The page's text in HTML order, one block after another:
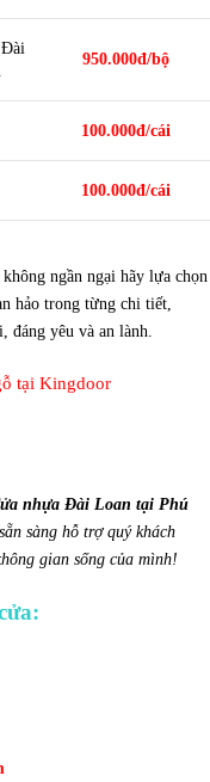
950.000đ/bộ
100.000đ/cái
100.000đ/cái
ngần ngại hãy lựa chọn
hảo trong từng chi tiết,
đáng yêu và an lành.
tại Kingdoor
ửa nhựa Đài Loan tại Phú
sàng hỗ trợ quý khách
gian sống của mình!